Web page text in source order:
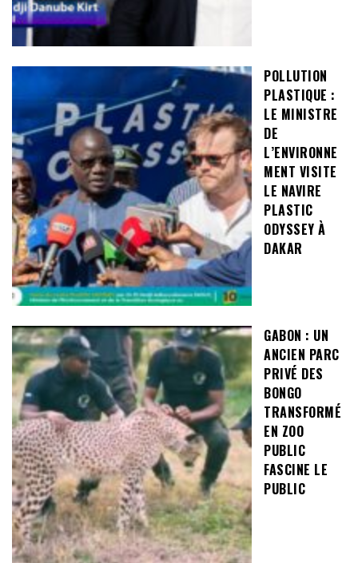
POLLUTION
PLASTIQUE :
LE MINISTRE
DE
L’ENVIRONNE
MENT VISITE
LE NAVIRE
PLASTIC
ODYSSEY À
DAKAR
GABON : UN
ANCIEN PARC
PRIVÉ DES
BONGO
TRANSFORMÉ
EN ZOO
PUBLIC
FASCINE LE
PUBLIC